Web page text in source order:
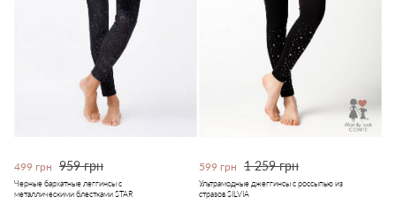
499 грн 959 грн
Черные бархатные леггинсы с
металлическими блестками STAR
599 грн 1 259 грн
Ультрамодные джеггинсы с россыпью из
стразов SILVIA